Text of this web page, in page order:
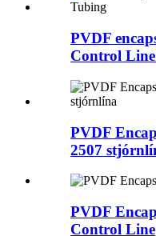
PVDF
Control
PVDF
2507
PVDF
Control Line